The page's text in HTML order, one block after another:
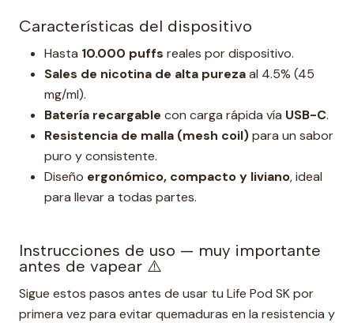
Características del dispositivo
Hasta 10.000 puffs reales por dispositivo.
Sales de nicotina de alta purezaal 4.5% (45
mg/ml).
Batería recargable con carga rápida vía USB-C.
Resistencia de malla (mesh coil)para un sabor
puro y consistente.
Diseño ergonómico, compacto y liviano, ideal
para llevar a todas partes.
Instrucciones de uso — muy importante
antes de vapear ⚠️
Sigue estos pasos antes de usar tu Life Pod SK por
primera vez para evitar quemaduras en la resistencia y